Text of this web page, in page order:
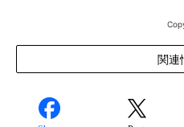
関連